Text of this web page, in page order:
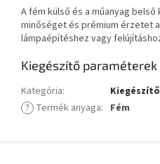
A fém külső és a műanyag
minőséget és prémium érzetet
lámpaépítéshez vagy
Kiegészítő paraméterek
Kategória:
? Termék anyaga: Fém